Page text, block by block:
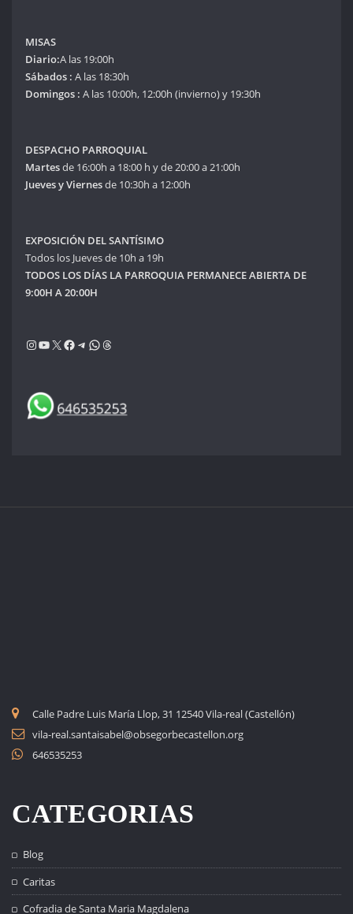
MISAS
Diario:A las 19:00h
Sábados : A las 18:30h
Domingos : A las 10:00h, 12:00h (invierno) y 19:30h
DESPACHO PARROQUIAL
Martesde 16:00h a 18:00 h y de 20:00 a 21:00h
Jueves y Viernesde 10:30h a 12:00h
EXPOSICIÓN DEL SANTÍSIMO
Todos los Jueves de 10h a 19h
TODOS LOS DÍAS LA PARROQUIA PERMANECE ABIERTA DE
9:00H A 20:00H
Instagram
YouTube
X Facebook
Telegram
WhatsApp
Threads
Calle Padre Luis María Llop, 31 12540 Vila-real (Castellón)
vila-real.santaisabel@obsegorbecastellon.org
646535253
CATEGORIAS
Blog
Caritas
Cofradia de Santa Maria Magdalena